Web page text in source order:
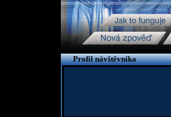
Profil návštěvníka